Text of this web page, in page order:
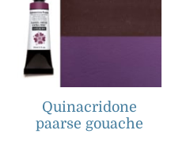
Quinacridone
paarse gouache